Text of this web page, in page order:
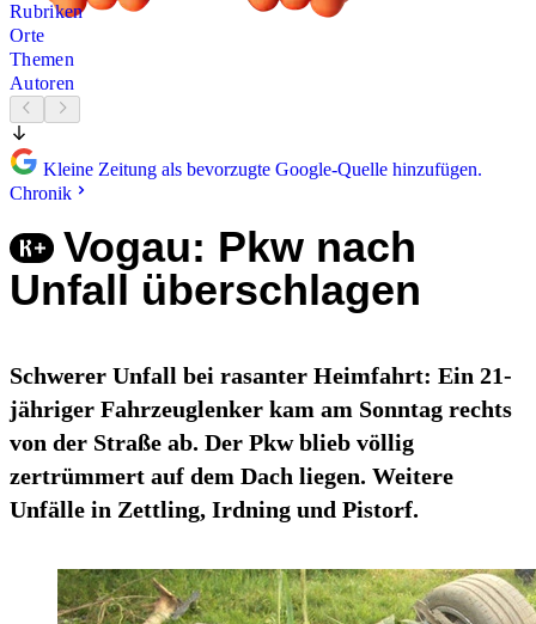
Rubriken
Orte
Themen
Autoren
Kleine Zeitung als bevorzugte Google-Quelle hinzufügen.
Chronik
Vogau: Pkw nach
Unfall überschlagen
Schwerer Unfall bei rasanter Heimfahrt: Ein 21-
jähriger Fahrzeuglenker kam am Sonntag rechts
von der Straße ab. Der Pkw blieb völlig
zertrümmert auf dem Dach liegen. Weitere
Unfälle in Zettling, Irdning und Pistorf.